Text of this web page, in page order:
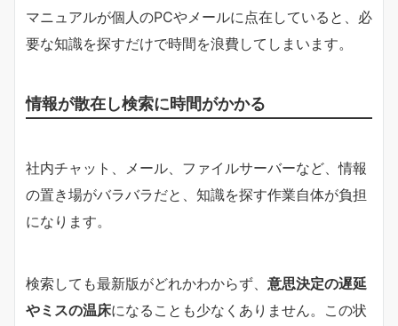
マニュアルが個人のPCやメールに点在していると、必
要な知識を探すだけで時間を浪費してしまいます。
情報が散在し検索に時間がかかる
社内チャット、メール、ファイルサーバーなど、情報
の置き場がバラバラだと、知識を探す作業自体が負担
になります。
検索しても最新版がどれかわからず、 意思決定の遅延
やミスの温床になることも少なくありません。この状